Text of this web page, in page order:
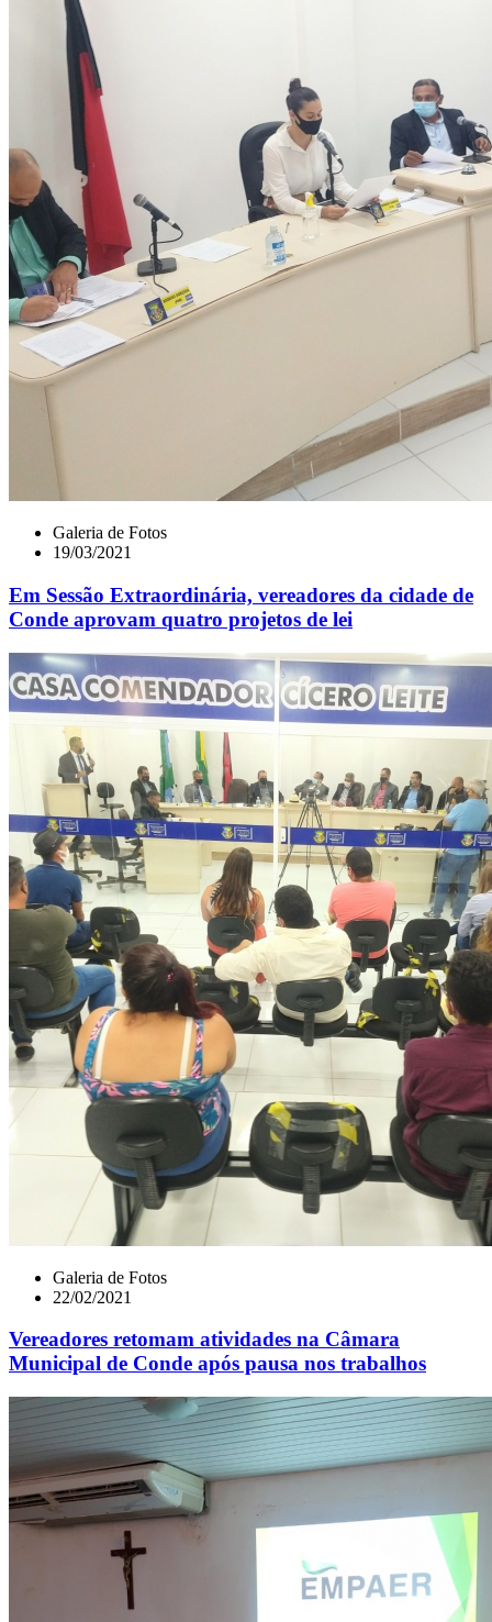
Galeria de Fotos
19/03/2021
Em Sessão Extraordinária, vereadores da cidade de
Conde aprovam quatro projetos de lei
Galeria de Fotos
22/02/2021
Vereadores retomam atividades na Câmara
Municipal de Conde após pausa nos trabalhos